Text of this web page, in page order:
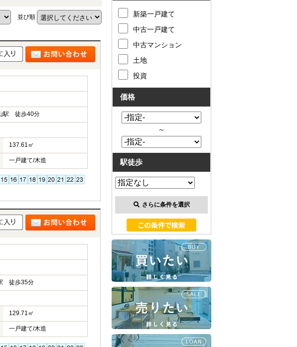
並び順
駅 徒歩40分
137.61㎡
一戸建て/木造
徒歩35分
129.71㎡
一戸建て/木造
新築一戸建て
中古一戸建て
中古マンション
土地
投資
価格
～
駅徒歩
さらに条件を選択